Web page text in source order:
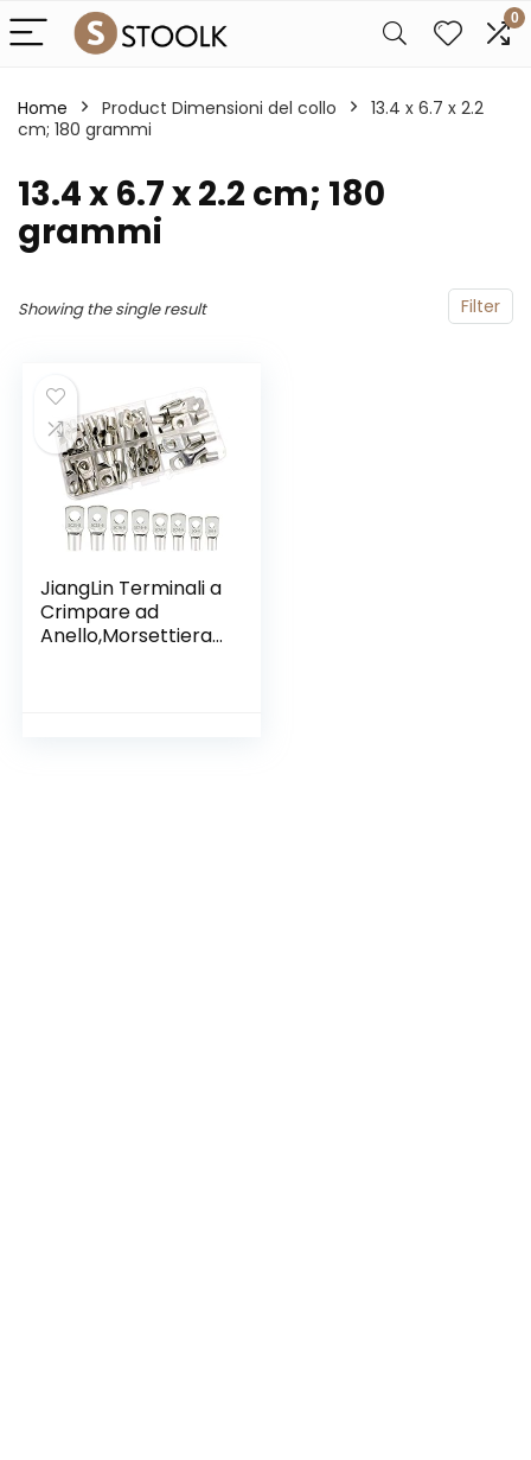
0
Home Product Dimensioni del collo
‎13.4 x 6.7 x 2.2
cm; 180 grammi
‎13.4 x 6.7 x 2.2 cm; 180
grammi
Filter
Showing the single result
JiangLin Terminali a
Crimpare ad
Anello,Morsettiera